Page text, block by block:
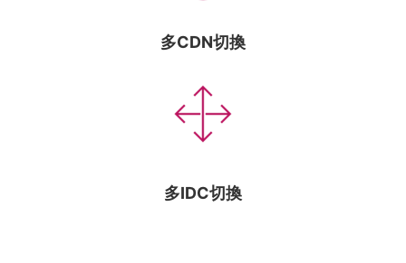
多CDN切換
多IDC切換